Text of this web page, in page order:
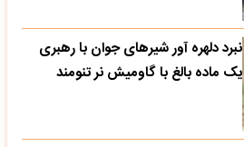
نبرد دلهره آور شیرهای جوان با رهبری
یک ماده بالغ با گاومیش نر تنومند